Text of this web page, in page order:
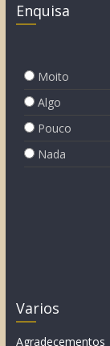
Enquisa
Moito
Algo
Pouco
Nada
Varios
Agradecementos